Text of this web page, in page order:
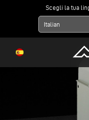
Scegli la tua
Italian